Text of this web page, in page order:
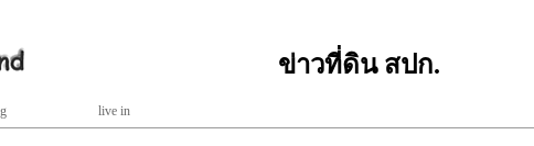
ข่าวที่ดิน สปก.
live in